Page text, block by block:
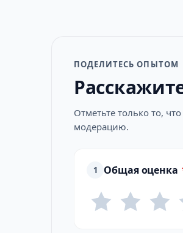
ПОДЕЛИТЕСЬ ОПЫТОМ
Отметьте только то,
модерацию.
1 Общая оценка